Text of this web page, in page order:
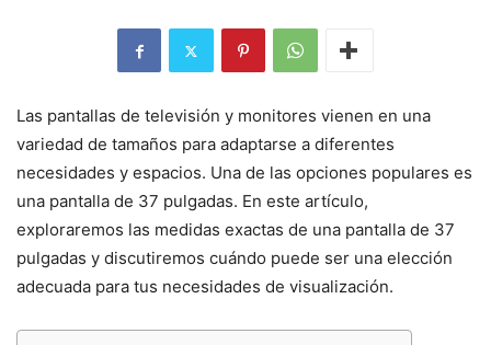
Las pantallas de televisión y monitores vienen en una
variedad de tamaños para adaptarse a diferentes
necesidades y espacios. Una de las opciones populares es
una pantalla de 37 pulgadas. En este artículo,
exploraremos las medidas exactas de una pantalla de 37
pulgadas y discutiremos cuándo puede ser una elección
adecuada para tus necesidades de visualización.